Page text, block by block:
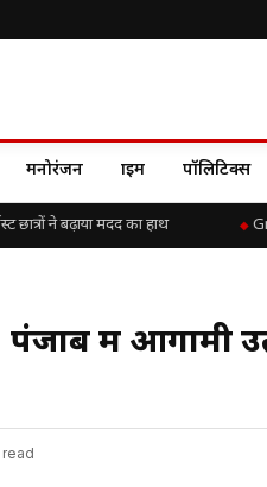
मनोरंजन क्राइम पॉलिटिक्स
ने बढ़ाया मदद का हाथ
पंजाब में आगामी
read